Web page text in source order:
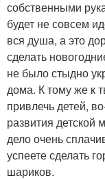
собственными
будет не совсем
вся душа, а это
сделать
не было стыдно
дома. К тому же к
привлечь детей,
развития
дело очень
успеете сделать
шариков.